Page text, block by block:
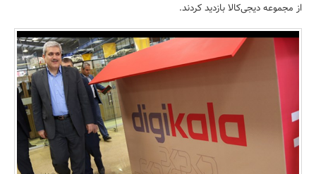
مسکن و ساختمان
از مجموعه دیجی‌کالا بازدید کردند.